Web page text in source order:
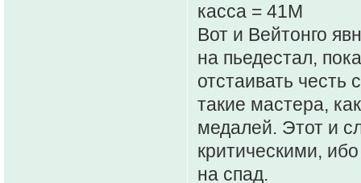
касса = 41M
Вот и Вейтонго
на пьедестал,
отстаивать
такие мастера,
медалей. Этот и
критическими,
на спад.